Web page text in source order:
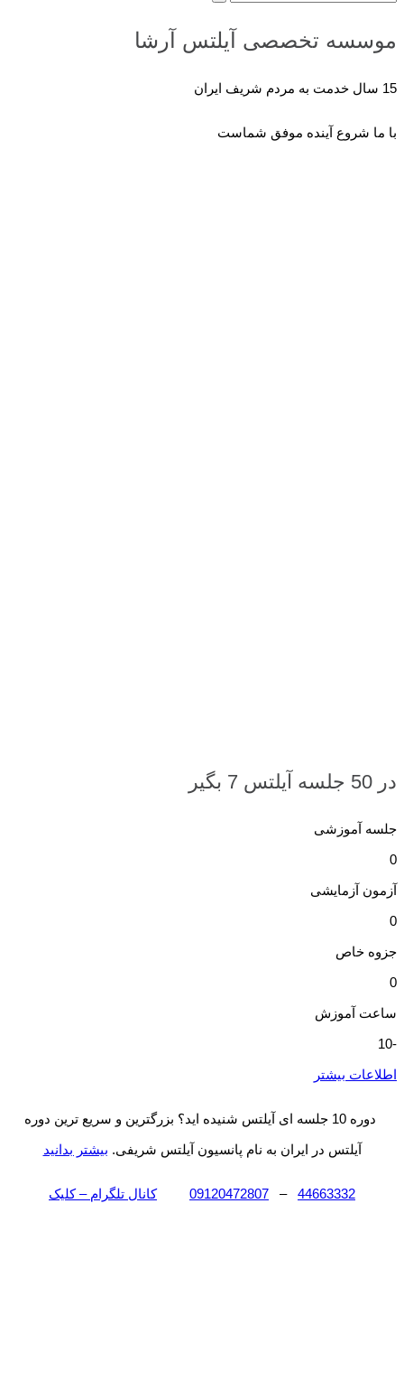
موسسه تخصصی آیلتس آرشا
15 سال خدمت به مردم شریف ایران
با ما شروع آینده موفق شماست
در 50 جلسه آیلتس 7 بگیر
جلسه آموزشی
0
آزمون آزمایشی
0
جزوه خاص​
0
ساعت آموزش
-10
اطلاعات بیشتر
دوره 10 جلسه ای آیلتس شنیده اید؟ بزرگترین و سریع ترین دوره
آیلتس در ایران به نام پانسیون آیلتس شریفی. بیشتر بدانید
44663332
–
09120472807 کانال تلگرام – کلیک